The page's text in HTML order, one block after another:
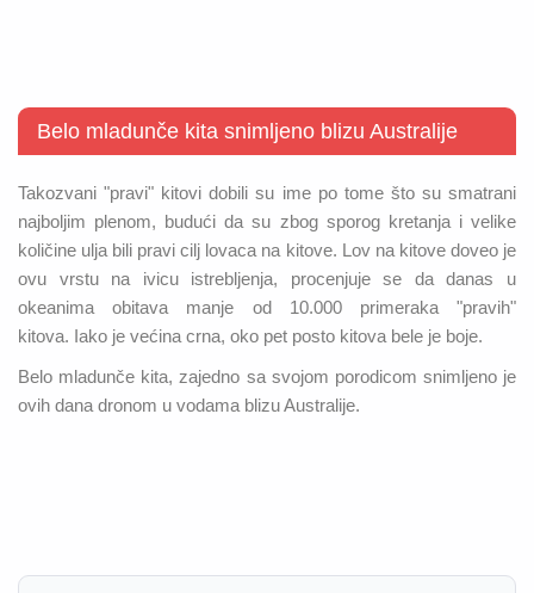
Belo mladunče kita snimljeno blizu Australije
Takozvani "pravi" kitovi dobili su ime po tome što su smatrani
najboljim plenom, budući da su zbog sporog kretanja i velike
količine ulja bili pravi cilj lovaca na kitove. Lov na kitove doveo je
ovu vrstu na ivicu istrebljenja, procenjuje se da danas u
okeanima obitava manje od 10.000 primeraka "pravih"
kitova. Iako je većina crna, oko pet posto kitova bele je boje.
Belo mladunče kita, zajedno sa svojom porodicom snimljeno je
ovih dana dronom u vodama blizu Australije.